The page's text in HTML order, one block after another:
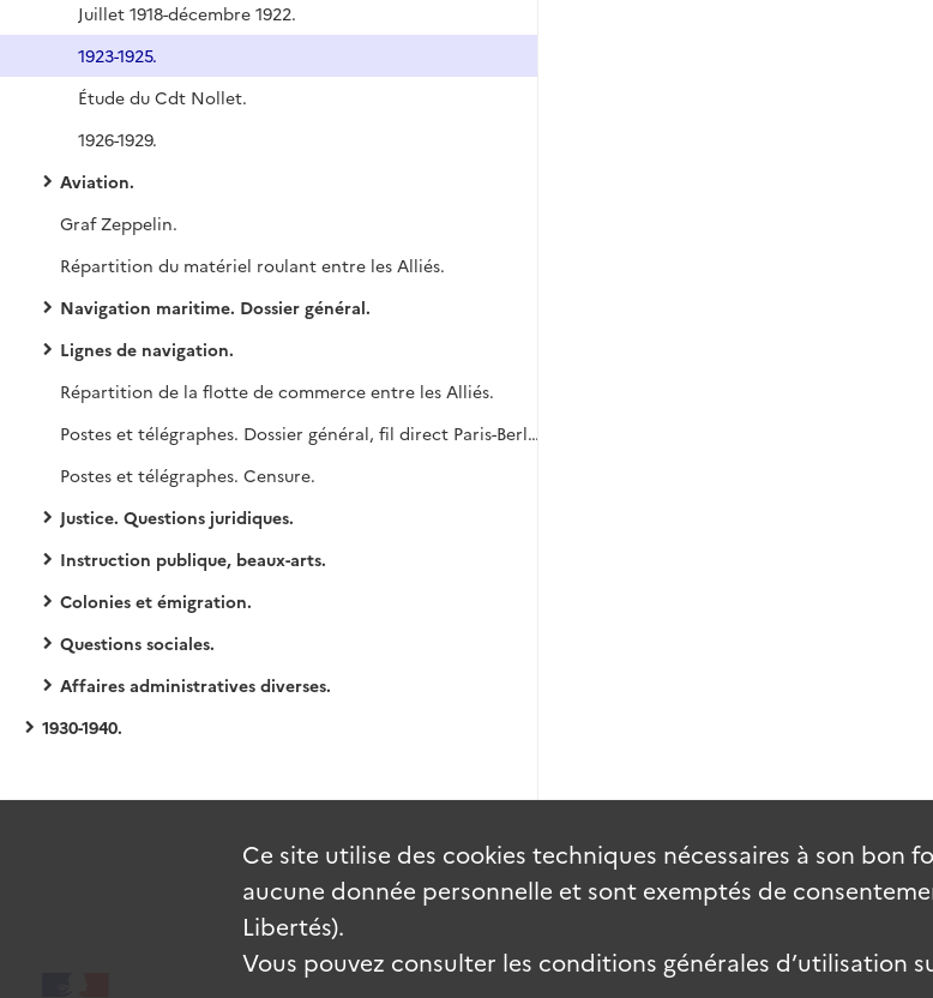
Juillet 1918-décembre 1922.
1923-1925.
Étude du Cdt Nollet.
1926-1929.
Aviation.
Graf Zeppelin.
Répartition du matériel roulant entre les Alliés.
Navigation maritime. Dossier général.
Lignes de navigation.
Répartition de la flotte de commerce entre les Alliés.
Postes et télégraphes. Dossier général, fil direct Paris-Berlin-TSF, câbles.
Postes et télégraphes. Censure.
Justice. Questions juridiques.
Instruction publique, beaux-arts.
Colonies et émigration.
Questions sociales.
Affaires administratives diverses.
1930-1940.
Ce site utilise des cookies techniques nécessaires à son bon
aucune donnée personnelle et sont exemptés de
Libertés).
Vous pouvez consulter les conditions générales d’utilisation